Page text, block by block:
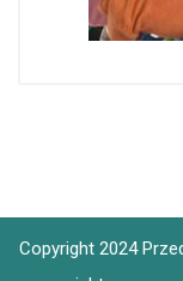
Copyright 2024